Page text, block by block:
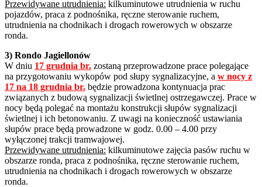
Przewidywane utrudnienia: kilkuminutowe utrudnienia w ruchu
pojazdów, praca z podnośnika, ręczne sterowanie ruchem,
utrudnienia na chodnikach i drogach rowerowych w obszarze
ronda.
3) Rondo Jagiellonów
W dniu 17 grudnia br. zostaną przeprowadzone prace polegające
na przygotowaniu wykopów pod słupy sygnalizacyjne, a w nocy z
17 na 18 grudnia br. będzie prowadzona kontynuacja prac
związanych z budową sygnalizacji świetlnej ostrzegawczej. Prace w
nocy będą polegać na montażu konstrukcji słupów sygnalizacji
świetlnej i ich betonowaniu. Z uwagi na konieczność ustawiania
słupów prace będą prowadzone w godz. 0.00 – 4.00 przy
wyłączonej trakcji tramwajowej.
Przewidywane utrudnienia: kilkuminutowe zajęcia pasów ruchu w
obszarze ronda, praca z podnośnika, ręczne sterowanie ruchem,
utrudnienia na chodnikach i drogach rowerowych w obszarze
ronda.